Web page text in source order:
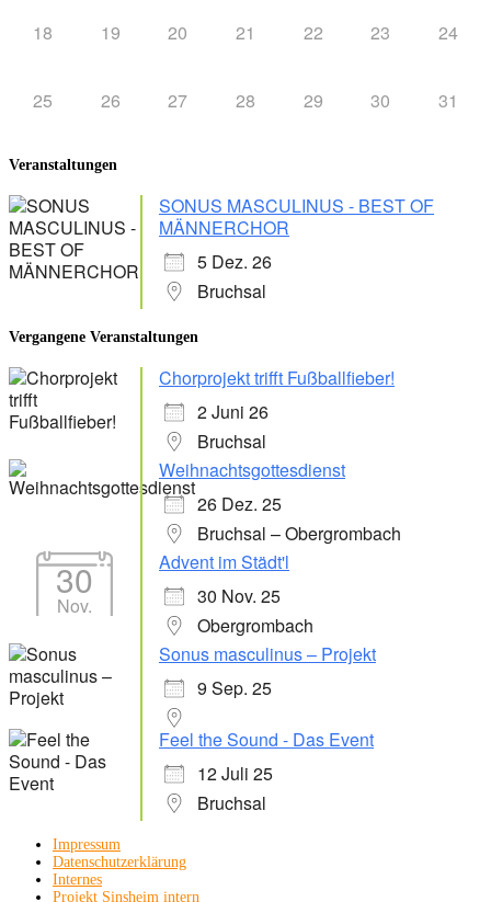
18 19 20 21 22 23 24
25 26 27 28 29 30 31
Veranstaltungen
SONUS MASCULINUS - BEST OF
MÄNNERCHOR
5 Dez. 26
Bruchsal
Vergangene Veranstaltungen
Chorprojekt trifft Fußballfieber!
2 Juni 26
Bruchsal
Weihnachtsgottesdienst
26 Dez. 25
Bruchsal – Obergrombach
30
Nov.
Advent im Städt'l
30 Nov. 25
Obergrombach
Sonus masculinus – Projekt
9 Sep. 25
Feel the Sound - Das Event
12 Juli 25
Bruchsal
Impressum
Datenschutzerklärung
Internes
Projekt Sinsheim intern